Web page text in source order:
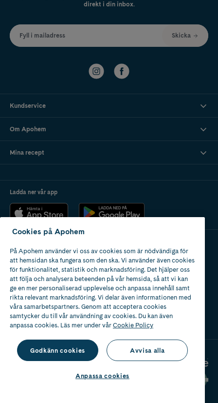
direkt i din inbox.
Fyll i mailadress Skicka
Kundservice
Om Apohem
Mina recept
Ladda ner vår app
Apotek med tillstånd
av Läkemedelsverket
Cookies på Apohem
På Apohem använder vi oss av cookies som är nödvändiga för
att hemsidan ska fungera som den ska. Vi använder även cookies
för funktionalitet, statistik och marknadsföring. Det hjälper oss
att följa och analysera beteenden på vår hemsida, så att vi kan
ge en mer personaliserad upplevelse och anpassa innehåll samt
rikta relevant marknadsföring. Vi delar även informationen med
våra samarbetspartners. Genom att acceptera cookies
samtycker du till vår användning av cookies. Du kan även
anpassa cookies. Läs mer under vårCookie Policy
Godkänn cookies Avvisa alla
Anpassa cookies